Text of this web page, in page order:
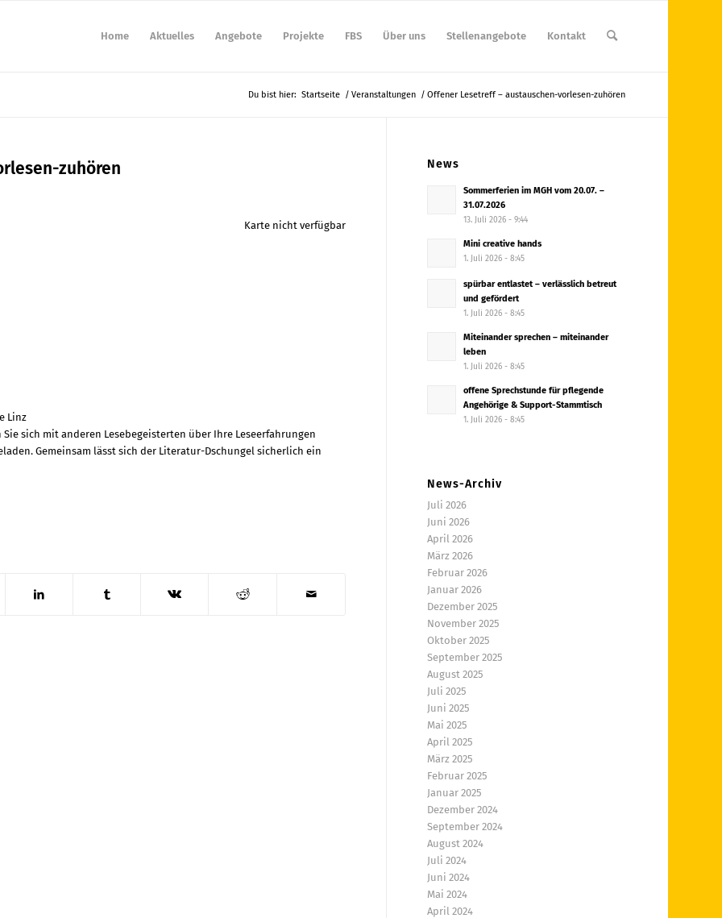
Home Aktuelles Angebote Projekte FBS Über uns Stellenangebote Kontakt
Du bist hier: Startseite / Veranstaltungen / Offener Lesetreff – austauschen-vorlesen-zuhören
zuhören
Karte nicht verfügbar
Linz
sich mit anderen Lesebegeisterten über Ihre Leseerfahrungen
Gemeinsam lässt sich der Literatur-Dschungel sicherlich ein
News
Sommerferien im MGH vom 20.07. –
31.07.2026
13. Juli 2026 - 9:44
Mini creative hands
1. Juli 2026 - 8:45
spürbar entlastet – verlässlich betreut
und gefördert
1. Juli 2026 - 8:45
Miteinander sprechen – miteinander
leben
1. Juli 2026 - 8:45
offene Sprechstunde für pflegende
Angehörige & Support-Stammtisch
1. Juli 2026 - 8:45
News-Archiv
Juli 2026
Juni 2026
April 2026
März 2026
Februar 2026
Januar 2026
Dezember 2025
November 2025
Oktober 2025
September 2025
August 2025
Juli 2025
Juni 2025
Mai 2025
April 2025
März 2025
Februar 2025
Januar 2025
Dezember 2024
September 2024
August 2024
Juli 2024
Juni 2024
Mai 2024
April 2024